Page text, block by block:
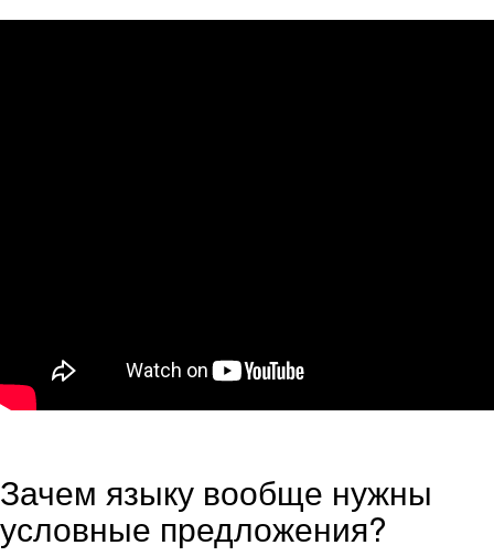
Зачем языку вообще нужны
условные предложения?